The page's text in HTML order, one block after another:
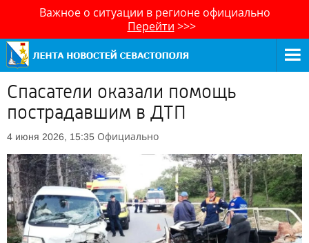
Важное о ситуации в регионе официально
Перейти >>>
Спасатели оказали помощь
пострадавшим в ДТП
4 июня 2026, 15:35 Официально